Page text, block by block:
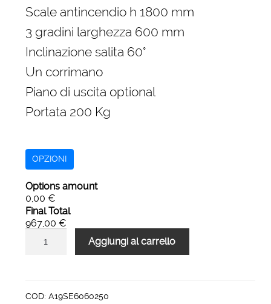
originale
era:
1.432,00 €.
attuale
è:
Scale antincendio h 1800 mm
3 gradini larghezza 600 mm
Inclinazione salita 60°
Un corrimano
Piano di uscita optional
Portata 200 Kg
OPZIONI
Options amount
0,00 €
Final Total
967,00 €
securfire
Aggiungi al carrello
COD: A19SE6060250